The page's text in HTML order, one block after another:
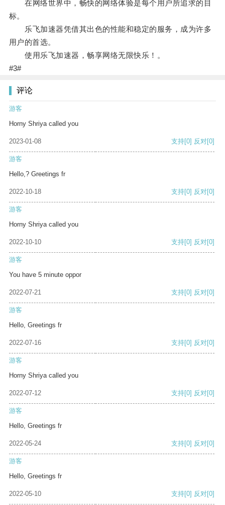
在网络世界中，畅快的网络体验是每个用户所追求的目
标。
乐飞加速器凭借其出色的性能和稳定的服务，成为许多
用户的首选。
使用乐飞加速器，畅享网络无限快乐！。
#3#
评论
游客
Horny Shriya called you
2023-01-08 支持[0] 反对[0]
游客
Hello,? Greetings fr
2022-10-18 支持[0] 反对[0]
游客
Horny Shriya called you
2022-10-10 支持[0] 反对[0]
游客
You have 5 minute oppor
2022-07-21 支持[0] 反对[0]
游客
Hello, Greetings fr
2022-07-16 支持[0] 反对[0]
游客
Horny Shriya called you
2022-07-12 支持[0] 反对[0]
游客
Hello, Greetings fr
2022-05-24 支持[0] 反对[0]
游客
Hello, Greetings fr
2022-05-10 支持[0] 反对[0]